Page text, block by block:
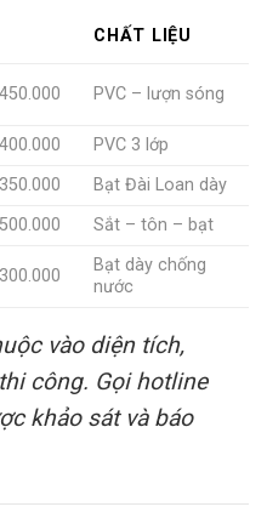
CHẤT LIỆU
PVC – lượn sóng
PVC 3 lớp
Bạt Đài Loan dày
Sắt – tôn – bạt
Bạt dày chống
nước
vào diện tích,
công. Gọi hotline
khảo sát và báo